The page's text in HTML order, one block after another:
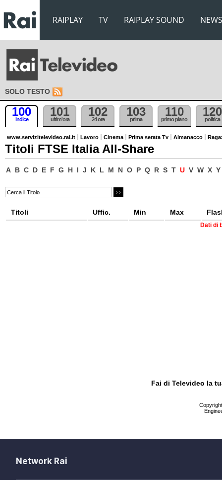
RAIPLAY TV RAIPLAY SOUND NEWS
SOLO TESTO
100
indice
101
ultim'ora
102
24 ore
103
prima
110
primo piano
120
politica
www.servizitelevideo.rai.it Lavoro Cinema Prima serata Tv Almanacco
Titoli FTSE Italia All-Share
A B C D E F G H I J K L M N O P Q R S T U V W X Y
Titoli Uffic. Min Max
Dati di
Fai di Televideo la